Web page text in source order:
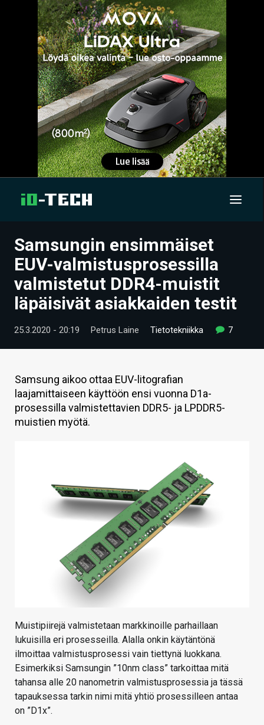
UUTISET
ARTIKKELIT
VIDEOT
TECHBBS
HINTA.FI
KAUPPA
VAIHDA TEEMA
Samsungin ensimmäiset
EUV-valmistusprosessilla
valmistetut DDR4-muistit
läpäisivät asiakkaiden testit
25.3.2020 - 20:19 Petrus Laine Tietotekniikka 7
Samsung aikoo ottaa EUV-litografian
laajamittaiseen käyttöön ensi vuonna D1a-
prosessilla valmistettavien DDR5- ja LPDDR5-
muistien myötä.
Muistipiirejä valmistetaan markkinoille parhaillaan
lukuisilla eri prosesseilla. Alalla onkin käytäntönä
ilmoittaa valmistusprosessi vain tiettynä luokkana.
Esimerkiksi Samsungin ”10nm class” tarkoittaa mitä
tahansa alle 20 nanometrin valmistusprosessia ja tässä
tapauksessa tarkin nimi mitä yhtiö prosessilleen antaa
on ”D1x”.